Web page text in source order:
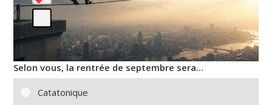
Selon vous, la rentrée de septembre sera…
Catatonique